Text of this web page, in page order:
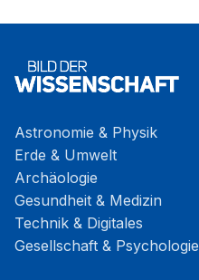
Astronomie & Physik
Erde & Umwelt
Archäologie
Gesundheit & Medizin
Technik & Digitales
Gesellschaft & Psychologie